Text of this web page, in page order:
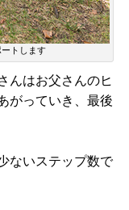
トします
んはお父さんのヒ
がっていき、最後
ないステップ数で